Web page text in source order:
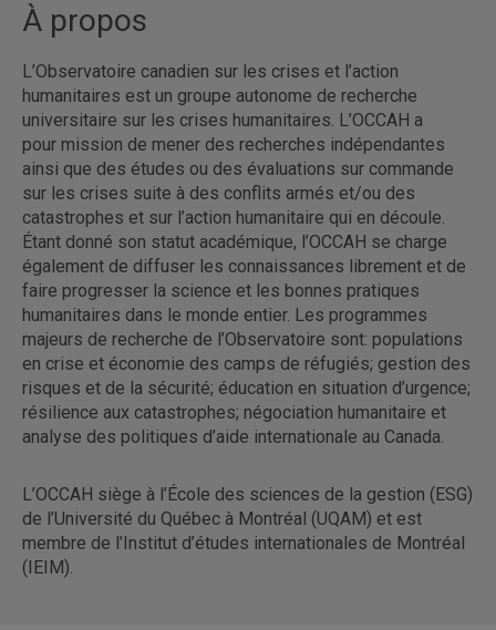
À propos
L’Observatoire canadien sur les crises et l’action
humanitaires est un groupe autonome de recherche
universitaire sur les crises humanitaires. L’OCCAH a
pour mission de mener des recherches indépendantes
ainsi que des études ou des évaluations sur commande
sur les crises suite à des conflits armés et/ou des
catastrophes et sur l’action humanitaire qui en découle.
Étant donné son statut académique, l’OCCAH se charge
également de diffuser les connaissances librement et de
faire progresser la science et les bonnes pratiques
humanitaires dans le monde entier. Les programmes
majeurs de recherche de l’Observatoire sont: populations
en crise et économie des camps de réfugiés; gestion des
risques et de la sécurité; éducation en situation d’urgence;
résilience aux catastrophes; négociation humanitaire et
analyse des politiques d’aide internationale au Canada.
L’OCCAH siège à l’École des sciences de la gestion (ESG)
de l’Université du Québec à Montréal (UQAM) et est
membre de l’Institut d’études internationales de Montréal
(IEIM).